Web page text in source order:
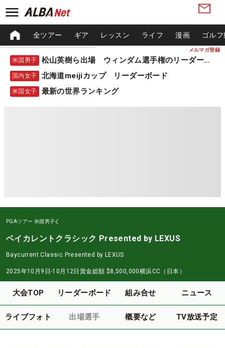
メルマガ登録
全ツアー ギア レッスン ライフ 漫画 ゴル
米国男子 松山英樹ら出場 ウィンダム選手権のリーダーボード
国内女子 北海道meijiカップ リーダーボード
米国女子 最新の世界ランキング
PGAツアー 米国男子
ベイカレントクラシック Presented by LEXUS
Baycurrent Classic Presented by LEXUS
2025年10月9日-10月12日 賞金総額 $8,500,000横浜CC（日本）
大会TOP リーダーボード 組み合せ ニュース
ライブフォト 出場選手 概要など TV放送予定